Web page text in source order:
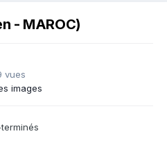
- MAROC)
vues
images